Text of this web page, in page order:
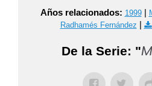
Años relacionados: 1999|
Radhamés Fernández |
De la Serie: "